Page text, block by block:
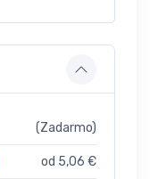
(Zadarmo)
od 5,06 €